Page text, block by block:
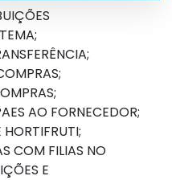
AO FORNECEDOR;
COM FILIAS NO
E